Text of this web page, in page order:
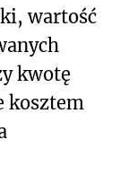
wartość
kwotę
kosztem